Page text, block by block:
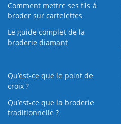
Comment mettre ses fils à
broder sur cartelettes
Le guide complet de la
broderie diamant
Qu’est-ce que le point de
croix ?
Qu’est-ce que la broderie
traditionnelle ?